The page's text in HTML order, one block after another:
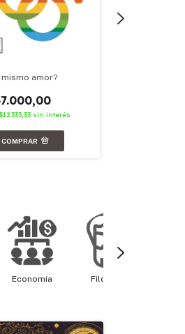
mismo amor?
$12.333,33 sin interés
Economía Filosofía